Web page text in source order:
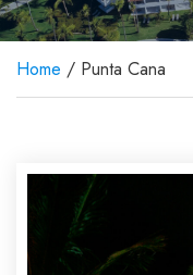
Home / Punta Cana